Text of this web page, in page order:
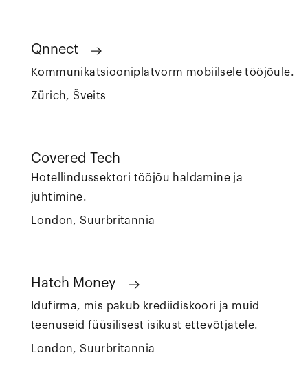
Qnnect
Kommunikatsiooniplatvorm mobiilsele tööjõule.
Zürich, Šveits
Covered Tech
Hotellindussektori tööjõu haldamine ja
juhtimine.
London, Suurbritannia
Hatch Money
Idufirma, mis pakub krediidiskoori ja muid
teenuseid füüsilisest isikust ettevõtjatele.
London, Suurbritannia